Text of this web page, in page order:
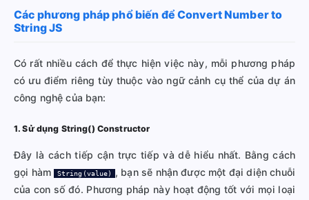
Các phương pháp phổ biến để Convert Number to
String JS
Có rất nhiều cách để thực hiện việc này, mỗi phương pháp
có ưu điểm riêng tùy thuộc vào ngữ cảnh cụ thể của dự án
công nghệ của bạn:
1. Sử dụng String() Constructor
Đây là cách tiếp cận trực tiếp và dễ hiểu nhất. Bằng cách
gọi hàm String(value)
, bạn sẽ nhận được một đại diện chuỗi
của con số đó. Phương pháp này hoạt động tốt với mọi loại